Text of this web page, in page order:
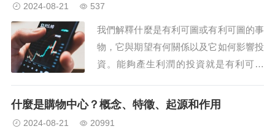
2024-08-21 537
我們解釋什麼是有利可圖或有利可圖的事
物，它與期望有何關係以及它如何影響投
資。能夠產生利潤的投資就是有利可圖
報告某種類型的效用或經濟效益時，就可
什麼是購物中心？概念、特徵、起源和作用
2024-08-21 20991